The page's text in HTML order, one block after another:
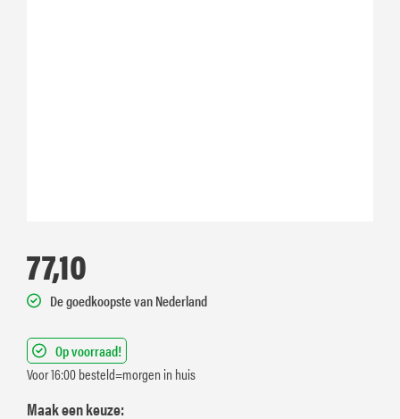
77,10
De goedkoopste van Nederland
Op voorraad!
Voor 16:00 besteld=morgen in huis
Maak een keuze: